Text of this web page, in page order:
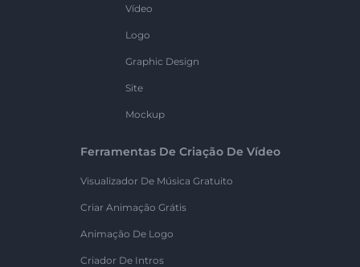
Vídeo
Logo
Graphic Design
Site
Mockup
Ferramentas De Criação De Vídeo
Visualizador De Música Gratuito
Criar Animação Grátis
Animação De Logo
Criador De Intros